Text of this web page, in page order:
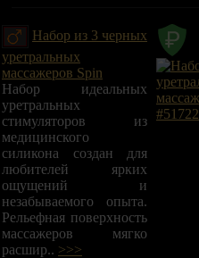
Набор из 3 черных
уретральных
массажеров Spin
Набор идеальных
уретральных
стимуляторов из
медицинского
силикона создан для
любителей ярких
ощущений и
незабываемого опыта.
Рельефная поверхность
массажеров мягко
расшир.. >>>